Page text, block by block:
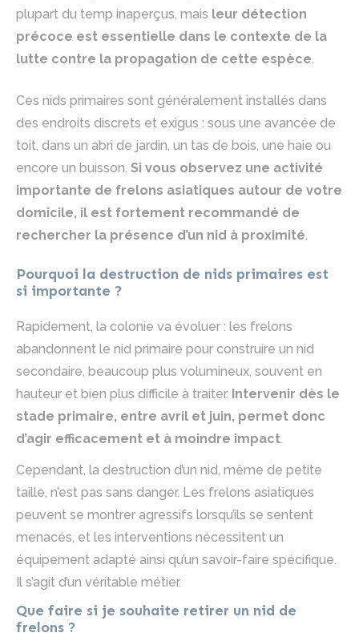
plupart du temp inaperçus, mais leur détection
précoce est essentielle dans le contexte de la
lutte contre la propagation de cette espèce.
Ces nids primaires sont généralement installés dans
des endroits discrets et exigus : sous une avancée de
toit, dans un abri de jardin, un tas de bois, une haie ou
encore un buisson. Si vous observez une activité
importante de frelons asiatiques autour de votre
domicile, il est fortement recommandé de
rechercher la présence d’un nid à proximité.
Pourquoi la destruction de nids primaires est
si importante ?
Rapidement, la colonie va évoluer : les frelons
abandonnent le nid primaire pour construire un nid
secondaire, beaucoup plus volumineux, souvent en
hauteur et bien plus difficile à traiter. Intervenir dès le
stade primaire, entre avril et juin, permet donc
d’agir efficacement et à moindre impact.
Cependant, la destruction d’un nid, même de petite
taille, n’est pas sans danger. Les frelons asiatiques
peuvent se montrer agressifs lorsqu’ils se sentent
menacés, et les interventions nécessitent un
équipement adapté ainsi qu’un savoir-faire spécifique.
Il s’agit d’un véritable métier.
Que faire si je souhaite retirer un nid de
frelons ?